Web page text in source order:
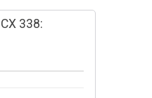
338: